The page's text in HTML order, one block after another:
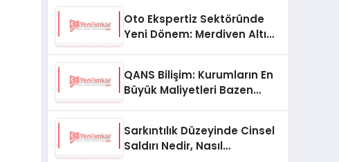
Oto Ekspertiz Sektöründe
Yeni Dönem: Merdiven Altı
QANS Bilişim: Kurumların En
Büyük Maliyetleri Bazen
Sarkıntılık Düzeyinde Cinsel
Saldırı Nedir, Nasıl